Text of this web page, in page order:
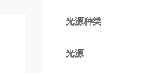
光源种类
光源